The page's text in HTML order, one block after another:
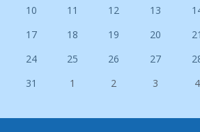
10
11 12 13
17
18 19 20 21
24
25 26 27
31
1 2 3 4